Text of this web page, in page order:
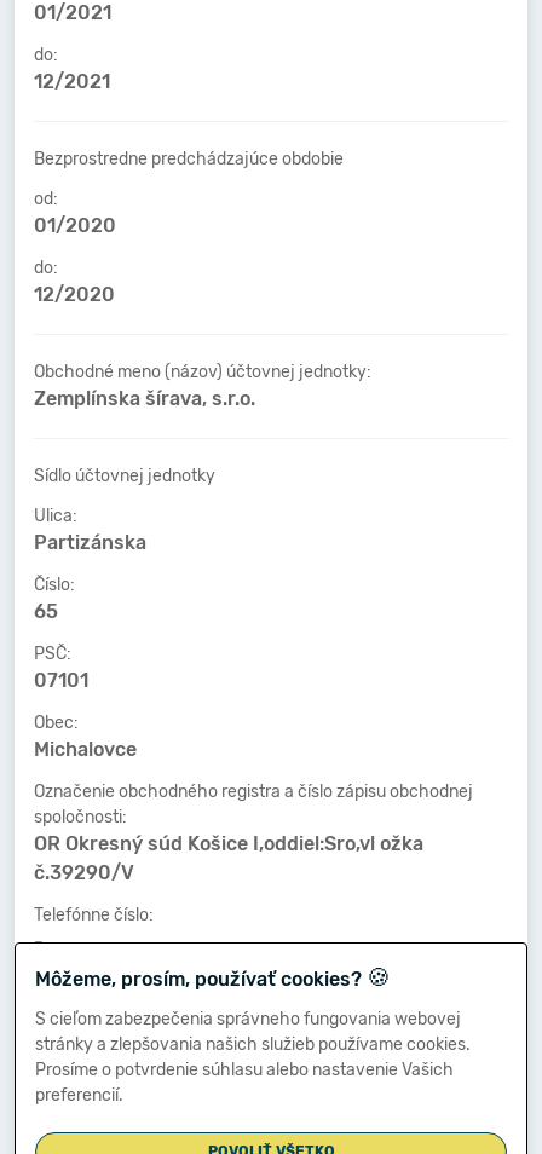
01/2021
do:
12/2021
Bezprostredne predchádzajúce obdobie
od:
01/2020
do:
12/2020
Obchodné meno (názov) účtovnej jednotky:
Zemplínska šírava, s.r.o.
Sídlo účtovnej jednotky
Ulica:
Partizánska
Číslo:
65
PSČ:
07101
Obec:
Michalovce
Označenie obchodného registra a číslo zápisu obchodnej
spoločnosti:
OR Okresný súd Košice I,oddiel:Sro,vl ožka
č.39290/V
Telefónne číslo:
-
Faxové číslo:
-
E-mailová adresa:
-
Môžeme, prosím, používať cookies? 🍪
S cieľom zabezpečenia správneho fungovania webovej
stránky a zlepšovania našich služieb používame cookies.
Prosíme o potvrdenie súhlasu alebo nastavenie Vašich
preferencií.